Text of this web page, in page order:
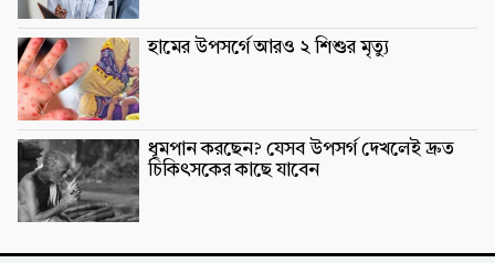
হামের উপসর্গে আরও ২ শিশুর মৃত্যু
ধূমপান করছেন? যেসব উপসর্গ দেখলেই দ্রুত
চিকিৎসকের কাছে যাবেন